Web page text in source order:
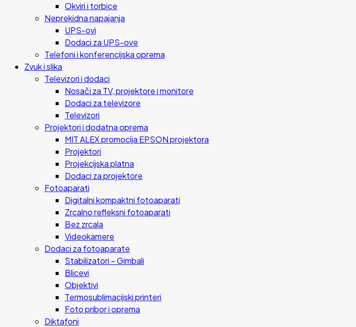
Okviri i torbice
Neprekidna napajanja
UPS-ovi
Dodaci za UPS-ove
Telefoni i konferencijska oprema
Zvuk i slika
Televizori i dodaci
Nosači za TV, projektore i monitore
Dodaci za televizore
Televizori
Projektori i dodatna oprema
MIT ALEX promocija EPSON projektora
Projektori
Projekcijska platna
Dodaci za projektore
Fotoaparati
Digitalni kompaktni fotoaparati
Zrcalno refleksni fotoaparati
Bez zrcala
Videokamere
Dodaci za fotoaparate
Stabilizatori – Gimbali
Blicevi
Objektivi
Termosublimacijski printeri
Foto pribor i oprema
Diktafoni